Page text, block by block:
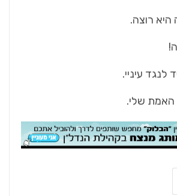
רוצה.
לנגד עיניי.
האמת שלי.